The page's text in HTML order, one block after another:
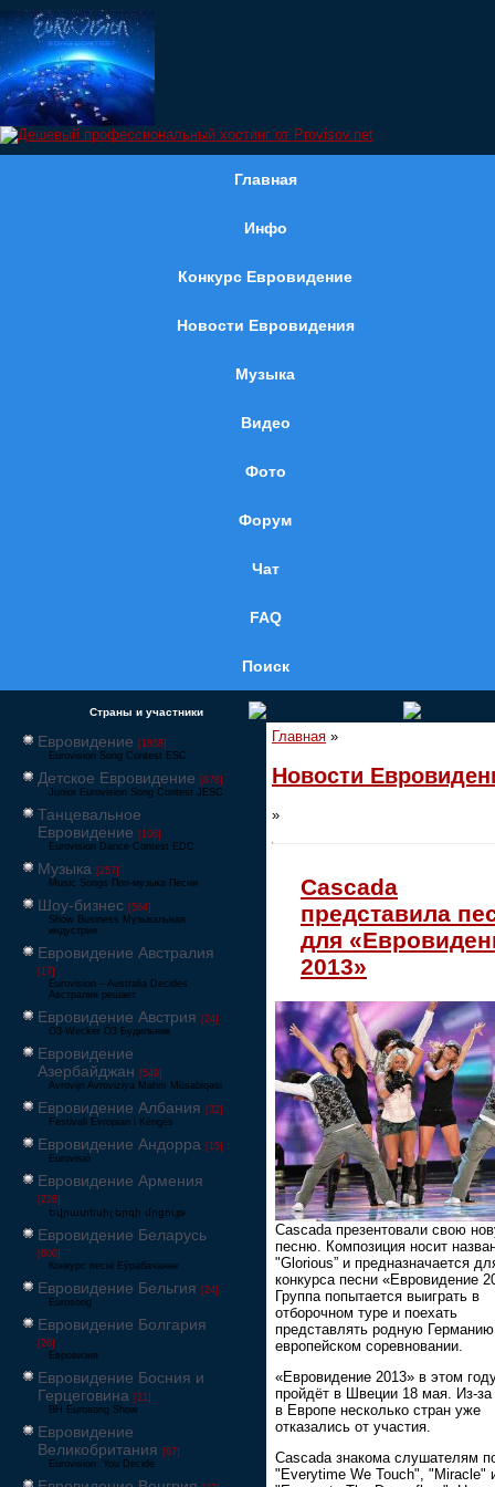
Главная
Инфо
Конкурс Евровидение
Новости Евровидения
Музыка
Видео
Фото
Форум
Чат
FAQ
Поиск
Страны и участники
Евровидение [1858]
Eurovision Song Contest ESC
Детское Евровидение [878]
Junior Eurovision Song Contest JESC
Танцевальное
Евровидение [106]
Eurovision Dance Contest EDC
Музыка [257]
Music Songs Поп-музыка Песни
Шоу-бизнес [564]
Show Business Музыкальная
индустрия
Евровидение Австралия
[17]
Eurovision – Australia Decides
Австралия решает
Евровидение Австрия [24]
Ö3-Wecker Ö3 Будильник
Евровидение
Азербайджан [549]
Avrovijn Avroviziya Mahnı Müsabiqəsi
Евровидение Албания [32]
Festivali Evropian i Këngës
Евровидение Андорра [15]
Eurovisió
Евровидение Армения
[228]
Եվրատեսիլ երգի մրցույթ
Евровидение Беларусь
[600]
Конкурс песні Еўрабачанне
Евровидение Бельгия [24]
Eurosong
Евровидение Болгария
[26]
Евровизия
Евровидение Босния и
Герцеговина [21]
BH Eurosong Show
Евровидение
Великобритания [67]
Eurovision: You Decide
Главная »
Новости
»
Cascada
представила
для
2013»
Cascada презентовали свою
песню. Композиция носит
"Glorious” и предназначается
конкурса песни «Евровидение
Группа попытается выиграть в
отборочном туре и поехать
представлять родную
европейском соревновании.
«Евровидение 2013» в этом
пройдёт в Швеции 18 мая. Из-за
в Европе несколько стран уже
отказались от участия.
Cascada знакома слушателям
"Everytime We Touch", "Miracle"